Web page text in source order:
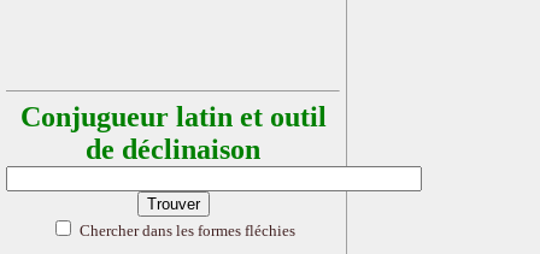
Conjugueur latin et outil
de déclinaison
Chercher dans les formes fléchies